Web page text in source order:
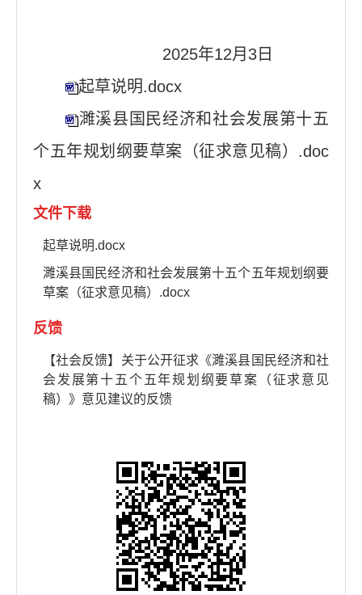
2025年12月3日
起草说明.docx
濉溪县国民经济和社会发展第十五
个五年规划纲要草案（征求意见稿）.doc
x
文件下载
起草说明.docx
濉溪县国民经济和社会发展第十五个五年规划纲要
草案（征求意见稿）.docx
反馈
【社会反馈】关于公开征求《濉溪县国民经济和社
会发展第十五个五年规划纲要草案（征求意见
稿）》意见建议的反馈